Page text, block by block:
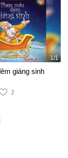
1/1
giáng sinh
2